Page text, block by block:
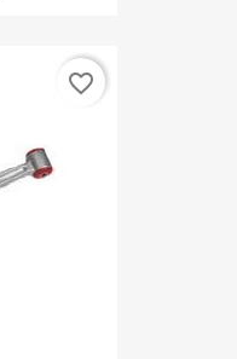
favorite_border